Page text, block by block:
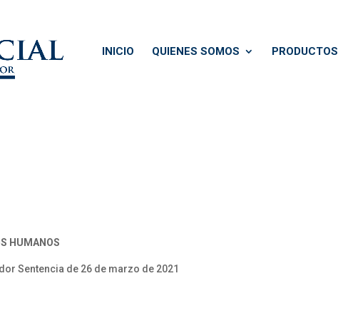
INICIO QUIENES SOMOS PRODUCTOS
HUMANOS
Sentencia de 26 de marzo de 2021